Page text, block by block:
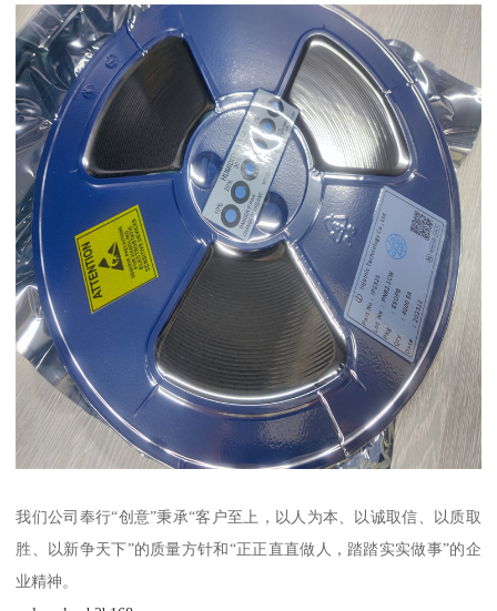
我们公司奉行“创意”秉承“客户至上，以人为本、以诚取信、以质取
胜、以新争天下”的质量方针和“正正直直做人，踏踏实实做事”的企
业精神。